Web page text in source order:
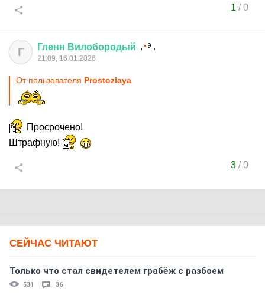
1 /0
Г Гленн Вилобородый
21:09, 16.01.2026
От пользователя Prostozlaya
Просрочено!
Штрафную!
3/0
СЕЙЧАС ЧИТАЮТ
Только что стал свидетелем грабёж с разбоем
531 36